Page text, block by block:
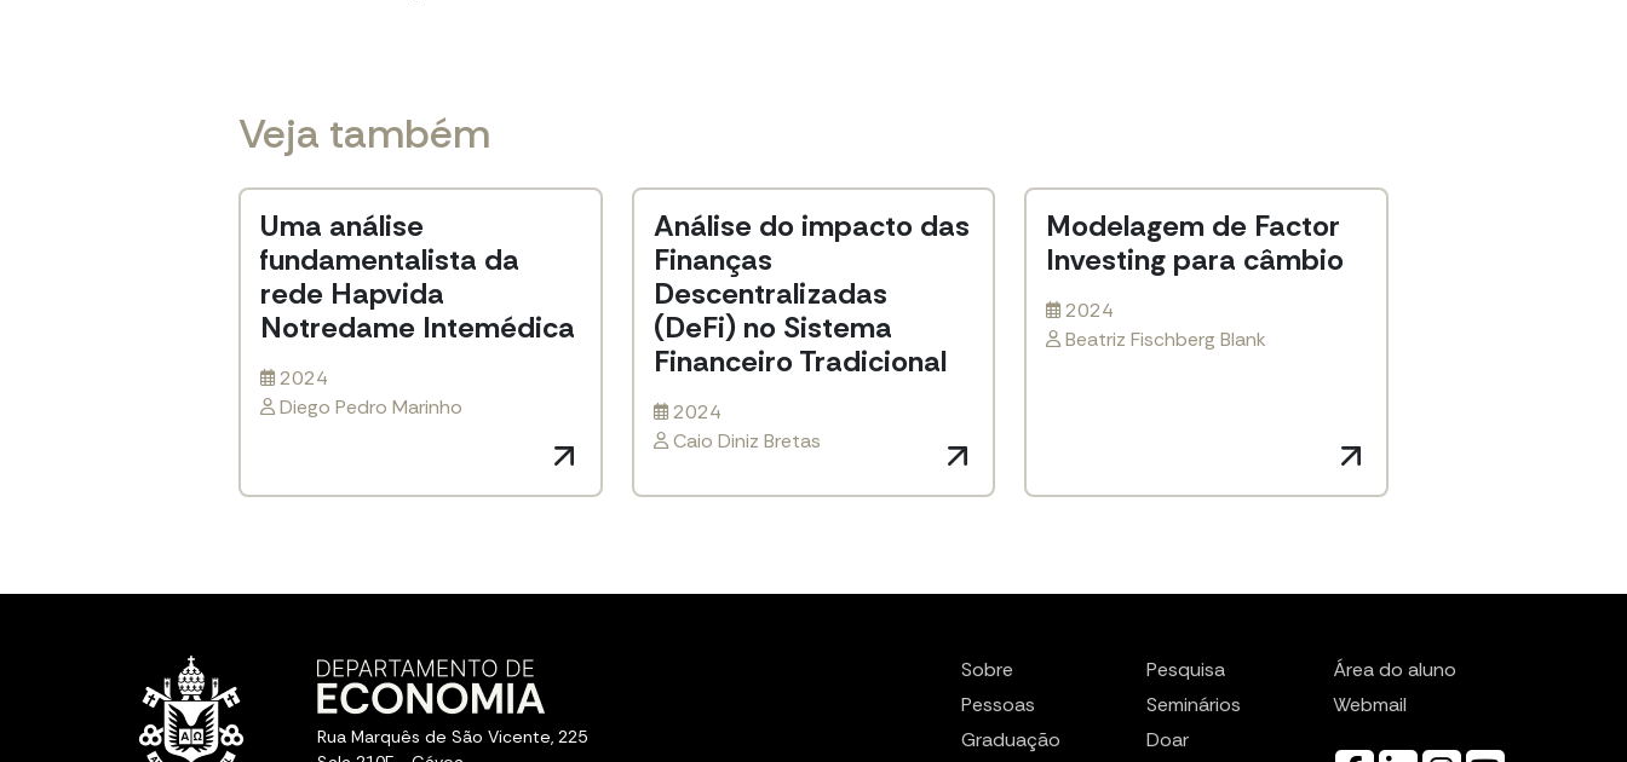
Veja também
Uma análise
fundamentalista da
rede Hapvida
Notredame Intemédica
2024
Diego Pedro Marinho
Análise do impacto das
Finanças
Descentralizadas
(DeFi) no Sistema
Financeiro Tradicional
2024
Caio Diniz Bretas
Modelagem de Factor
Investing para câmbio
2024
Beatriz Fischberg Blank
Rua Marquês de São Vicente, 225
Sobre
Pessoas
Graduação
Pesquisa
Seminários
Doar
Área do aluno
Webmail